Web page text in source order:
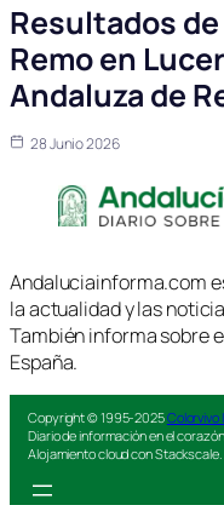
Resultados
Remo en
Andaluza de
28 Junio 2026
Andaluciainforma.com
la actualidad y las
También informa sobre
España.
Copyright © 1995-2025Colorvivo
Diario de información en el
Alojamiento cloud con Stackscale.